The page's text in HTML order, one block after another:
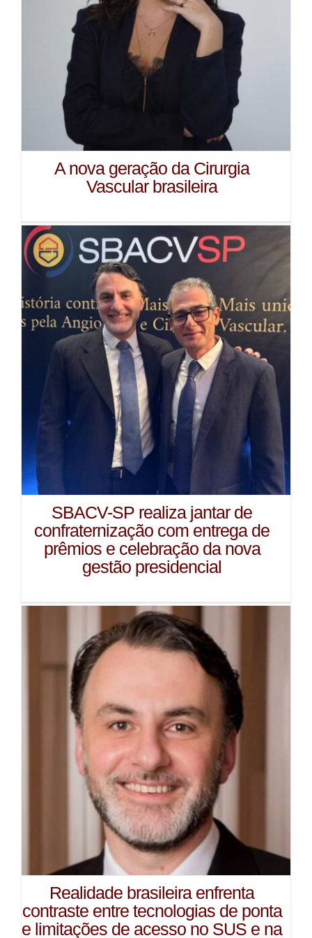
A nova geração da Cirurgia
Vascular brasileira
SBACV-SP realiza jantar de
confraternização com entrega de
prêmios e celebração da nova
gestão presidencial
Realidade brasileira enfrenta
contraste entre tecnologias de ponta
e limitações de acesso no SUS e na